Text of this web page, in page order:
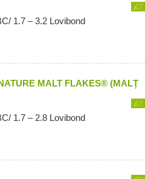
1.7 – 3.2 Lovibond
MALT FLAKES® (MALȚ
1.7 – 2.8 Lovibond